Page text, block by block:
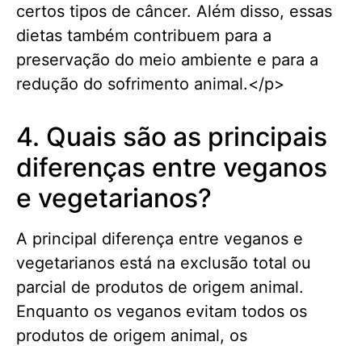
certos tipos de câncer. Além disso, essas
dietas também contribuem para a
preservação do meio ambiente e para a
redução do sofrimento animal.</p>
4. Quais são as principais
diferenças entre veganos
e vegetarianos?
A principal diferença entre veganos e
vegetarianos está na exclusão total ou
parcial de produtos de origem animal.
Enquanto os veganos evitam todos os
produtos de origem animal, os